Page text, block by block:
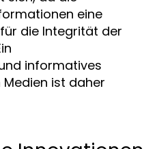
eine
die Integrität der
informatives
ist daher